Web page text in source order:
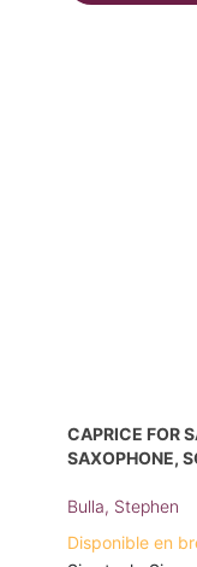
CAPRICE FOR
SAXOPHONE,
Bulla, Stephen
Disponible en